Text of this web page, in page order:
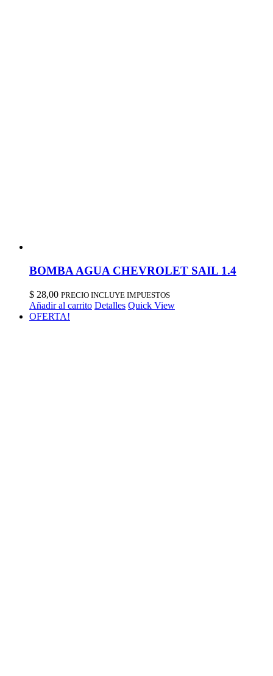
BOMBA AGUA CHEVROLET SAIL 1.4
$ 28,00 PRECIO INCLUYE IMPUESTOS
Añadir al carrito Detalles Quick View
OFERTA!